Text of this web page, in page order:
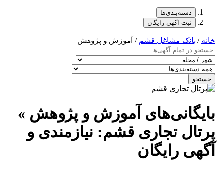
دسته‌بندی‌ها
ثبت اگهی رایگان
خانه / بانک مشاغل قشم / آموزش و پژوهش
جستجو
بایگانی‌های آموزش و پژوهش »
پرتال تجاری قشم: نیازمندی و
آگهی رایگان